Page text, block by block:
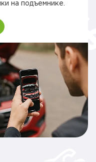
на подъемнике.